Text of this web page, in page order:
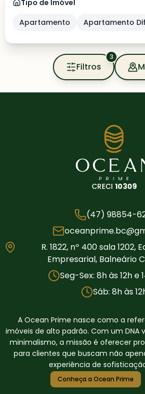
Filtros
3
Tipo de Imóvel
Apartamento
Apartamento
CRECI 10309
(47) 98854-
R. 1822, nº 400 sala 1202,
Empresarial, Balneário
Seg-Sex: 8h às 12h e
Sáb: 8h às
A Ocean Prime nasce como a
imóveis de alto padrão. Com um DNA
minimalismo, a missão é oferecer
para clientes que buscam não
experiência de
Conheça a Ocean Prime